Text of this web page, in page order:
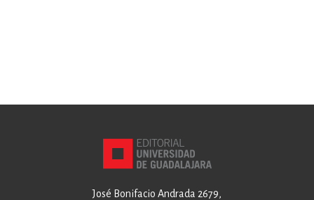
José Bonifacio Andrada 2679,